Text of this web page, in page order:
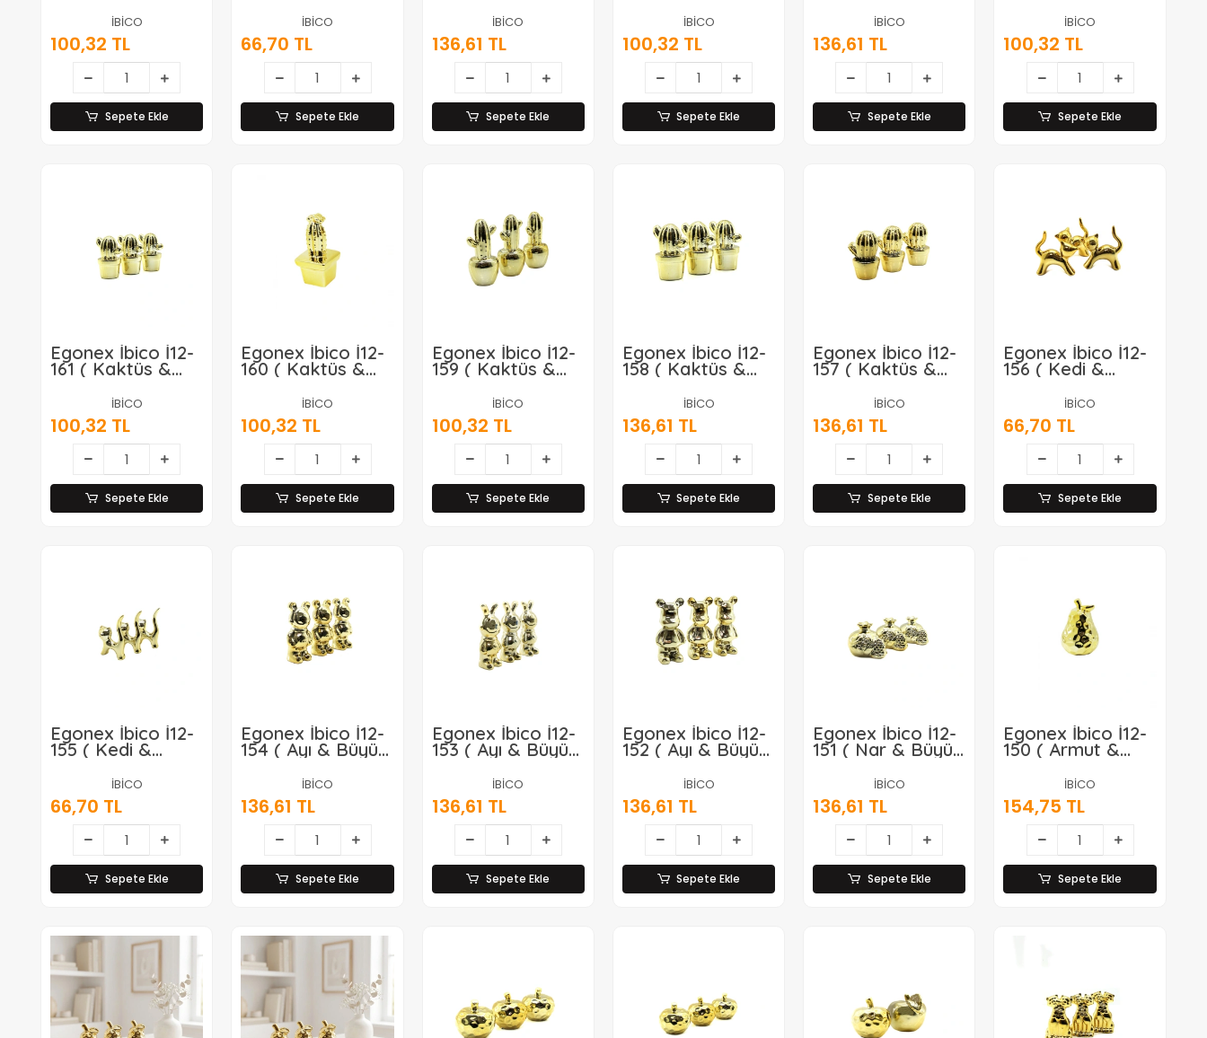
) Biblo &
Dekoratif Süs
Eşyası*12x12
İBİCO
100,32 TL
Sepete Ekle
Seramik ) Biblo &
Dekoratif Süs
Eşyası*12x16
İBİCO
66,70 TL
Sepete Ekle
Seramik ) Biblo &
Dekoratif Süs
Eşyası*6x12
İBİCO
136,61 TL
Sepete Ekle
Seramik ) Biblo &
Dekoratif Süs
Eşyası*6x16
İBİCO
100,32 TL
Sepete Ekle
Seramik ) Biblo &
Dekoratif Süs
Eşyası*6x12
İBİCO
136,61 TL
Sepete Ekle
Seramik ) Biblo &
Dekoratif Süs
Eşyası*6x16
İBİCO
100,32 TL
Sepete Ekle
Egonex İbico İ12-
161 ( Kaktüs &
Orta ) ( Gold &
Seramik ) Biblo &
Dekoratif Süs
Eşyası*12x12
İBİCO
100,32 TL
Sepete Ekle
Egonex İbico İ12-
160 ( Kaktüs &
Orta ) ( Gold &
Seramik ) Biblo &
Dekoratif Süs
Eşyası*12x12
İBİCO
100,32 TL
Sepete Ekle
Egonex İbico İ12-
159 ( Kaktüs &
Orta ) ( Gold &
Seramik ) Biblo &
Dekoratif Süs
Eşyası*12x12
İBİCO
100,32 TL
Sepete Ekle
Egonex İbico İ12-
158 ( Kaktüs &
Büyük ) ( Gold &
Seramik ) Biblo &
Dekoratif Süs
Eşyası*12x12
İBİCO
136,61 TL
Sepete Ekle
Egonex İbico İ12-
157 ( Kaktüs &
Büyük ) ( Gold &
Seramik ) Biblo &
Dekoratif Süs
Eşyası*6x16
İBİCO
136,61 TL
Sepete Ekle
Egonex İbico İ12-
156 ( Kedi &
Küçük ) ( Gold &
Seramik ) Biblo &
Dekoratif Süs
Eşyası*12x20
İBİCO
66,70 TL
Sepete Ekle
Egonex İbico İ12-
155 ( Kedi &
Küçük ) ( Gold &
Seramik ) Biblo &
Dekoratif Süs
Eşyası*12x20
İBİCO
66,70 TL
Sepete Ekle
Egonex İbico İ12-
154 ( Ayı & Büyük
) ( Gold &
Seramik ) Biblo &
Dekoratif Süs
Eşyası*6x24
İBİCO
136,61 TL
Sepete Ekle
Egonex İbico İ12-
153 ( Ayı & Büyük
) ( Gold &
Seramik ) Biblo &
Dekoratif Süs
Eşyası*6x24
İBİCO
136,61 TL
Sepete Ekle
Egonex İbico İ12-
152 ( Ayı & Büyük
) ( Gold &
Seramik ) Biblo &
Dekoratif Süs
Eşyası*6x24
İBİCO
136,61 TL
Sepete Ekle
Egonex İbico İ12-
151 ( Nar & Büyük
) ( Gold &
Seramik ) Biblo &
Dekoratif Süs
Eşyası*6x16
İBİCO
136,61 TL
Sepete Ekle
Egonex İbico İ12-
150 ( Armut &
Mega ) ( Gold &
Seramik ) Biblo &
Dekoratif Süs
Eşyası*6x12
İBİCO
154,75 TL
Sepete Ekle